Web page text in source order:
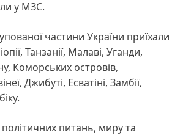
у МЗС.
частини України приїхали
Танзанії, Малаві, Уганди,
Коморських островів,
Джибуті, Есватіні, Замбії,
питань, миру та